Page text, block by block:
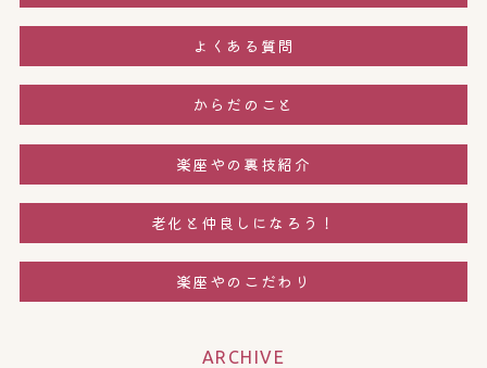
よくある質問
からだのこと
楽座やの裏技紹介
老化と仲良しになろう！
楽座やのこだわり
ARCHIVE